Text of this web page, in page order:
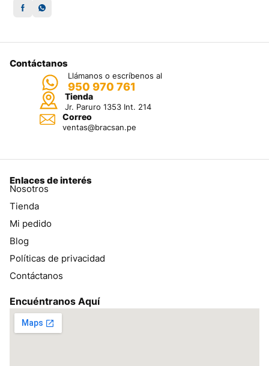
Contáctanos
Llámanos o escríbenos al
950 970 761
Tienda
Jr. Paruro 1353 Int. 214
Correo
ventas@bracsan.pe
Enlaces de interés
Nosotros
Tienda
Mi pedido
Blog
Políticas de privacidad
Contáctanos
Encuéntranos Aquí